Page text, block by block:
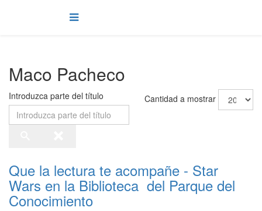
Maco Pacheco
Introduzca parte del título Cantidad a mostrar
Que la lectura te acompañe - Star
Wars en la Biblioteca del Parque del
Conocimiento